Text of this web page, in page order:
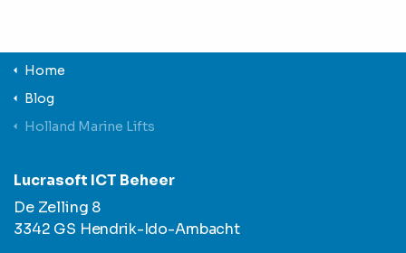
Home
Blog
Holland Marine Lifts
Lucrasoft ICT Beheer
De Zelling 8
3342 GS Hendrik-Ido-Ambacht